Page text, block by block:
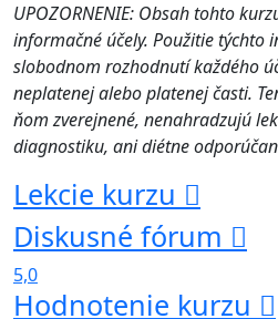
UPOZORNENIE: Obsah tohto
informačné účely. Použitie týchto
slobodnom rozhodnutí každého
neplatenej alebo platenej časti.
ňom zverejnené, nenahradzujú
diagnostiku, ani diétne
Lekcie kurzu
Diskusné fórum
5,0
Hodnotenie kurzu